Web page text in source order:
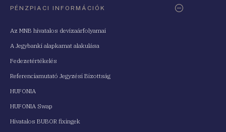
PÉNZPIACI INFORMÁCIÓK
Az MNB hivatalos devizaárfolyamai
A Jegybanki alapkamat alakulása
Fedezetértékelés
Referenciamutató Jegyzési Bizottság
HUFONIA
HUFONIA Swap
Hivatalos BUBOR fixingek